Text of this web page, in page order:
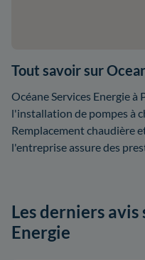
Tout savoir sur
Océane Services Energie
l'installation de pompes à
Remplacement chaudière
l'entreprise assure des
Les derniers avis
Energie